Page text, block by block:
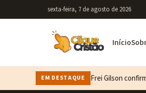
sexta-feira, 7 de agosto de 2026
Início
EM DESTAQUE Frei Gilson